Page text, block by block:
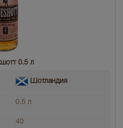
0.5 л
Шотландия
0.5 л
40